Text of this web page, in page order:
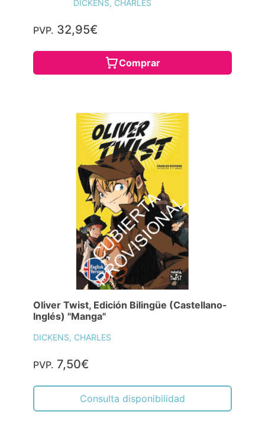
DICKENS, CHARLES
PVP. 32,95€
Comprar
Oliver Twist, Edición Bilingüe (Castellano-
Inglés) "Manga"
DICKENS, CHARLES
PVP. 7,50€
Consulta disponibilidad